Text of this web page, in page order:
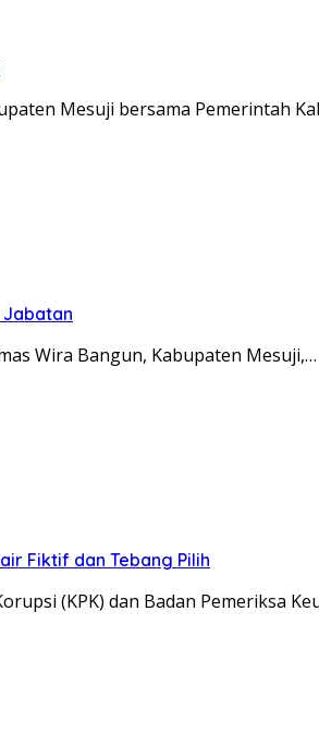
Mesuji bersama Pemerintah
Jabatan
Wira Bangun, Kabupaten Mesuji,…
Fiktif dan Tebang Pilih
(KPK) dan Badan Pemeriksa